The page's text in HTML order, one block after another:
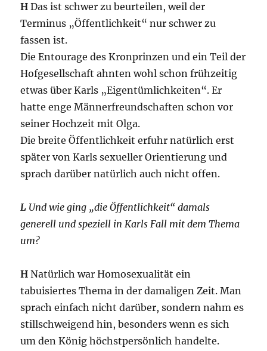
H Das ist schwer zu beurteilen, weil der
Terminus „Öffentlichkeit“ nur schwer zu
fassen ist.
Die Entourage des Kronprinzen und ein Teil der
Hofgesellschaft ahnten wohl schon frühzeitig
etwas über Karls „Eigentümlichkeiten“. Er
hatte enge Männerfreundschaften schon vor
seiner Hochzeit mit Olga.
Die breite Öffentlichkeit erfuhr natürlich erst
später von Karls sexueller Orientierung und
sprach darüber natürlich auch nicht offen.
L Und wie ging „die Öffentlichkeit“ damals
generell und speziell in Karls Fall mit dem Thema
um?
H Natürlich war Homosexualität ein
tabuisiertes Thema in der damaligen Zeit. Man
sprach einfach nicht darüber, sondern nahm es
stillschweigend hin, besonders wenn es sich
um den König höchstpersönlich handelte.